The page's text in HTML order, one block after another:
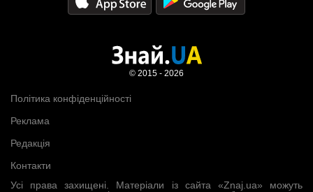
Усі права захищені. Матеріали із сайта «Znaj.ua» можуть
Політика конфіденційності
Реклама
Редакція
Контакти
© 2015 - 2026